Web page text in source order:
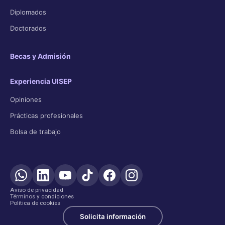
Diplomados
Doctorados
Becas y Admisión
Experiencia UISEP
Opiniones
Prácticas profesionales
Bolsa de trabajo
Aviso de privacidad
Términos y condiciones
Política de cookies
Solicita información